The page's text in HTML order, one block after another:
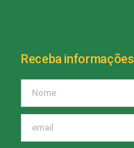
Receba informações